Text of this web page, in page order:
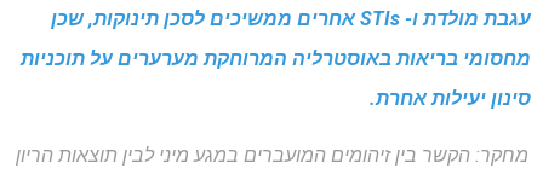
עגבת מולדת ו- STIs אחרים ממשיכים לסכן תינוקות, שכן
מחסומי בריאות באוסטרליה המרוחקת מערערים על תוכניות
סינון יעילות אחרת.
מחקר: הקשר בין זיהומים המועברים במגע מיני לבין תוצאות הריון